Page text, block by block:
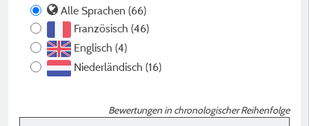
Alle Sprachen (66)
Französisch (46)
Englisch (4)
Niederländisch (16)
Bewertungen in chronologischer Reihenfolge